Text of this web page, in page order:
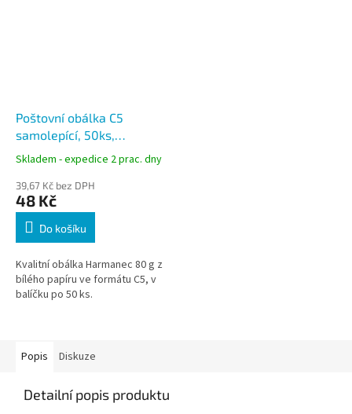
Poštovní obálka C5
samolepící, 50ks,
balíčkovaná
Skladem - expedice 2 prac. dny
39,67 Kč bez DPH
48 Kč
Do košíku
Kvalitní obálka Harmanec 80 g z
bílého papíru ve formátu C5, v
balíčku po 50 ks.
Popis Diskuze
Detailní popis produktu